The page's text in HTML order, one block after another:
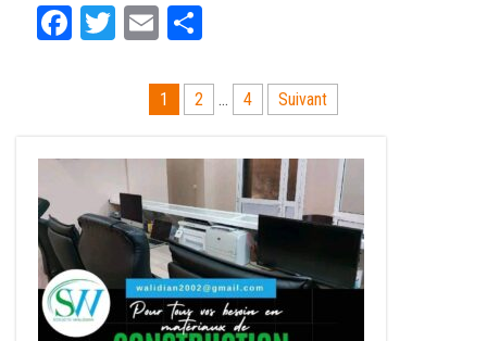
Fa T
E
ail ag
er
publications
1 2 … 4 Suivant